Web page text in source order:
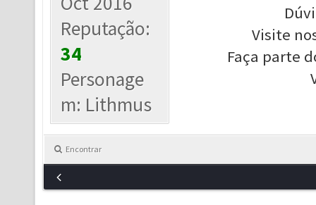
Reputação:
34
Personage
m: Lithmus
Visite
Faça parte
Encontrar